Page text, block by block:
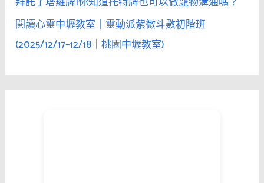
閱讀心靈中壢教室｜靈動派紫微斗數初階班
(2025/12/17–12/18｜桃園中壢教室)